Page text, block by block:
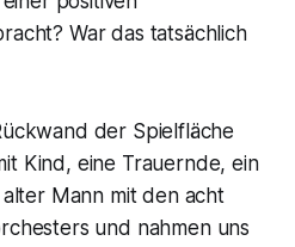
War das tatsächlich
der Spielfläche
Kind, eine Trauernde, ein
Mann mit den acht
und nahmen uns